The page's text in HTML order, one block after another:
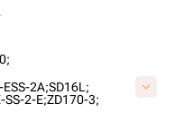
ESS-2A;SD16L;
SS-2-E;ZD170-3;